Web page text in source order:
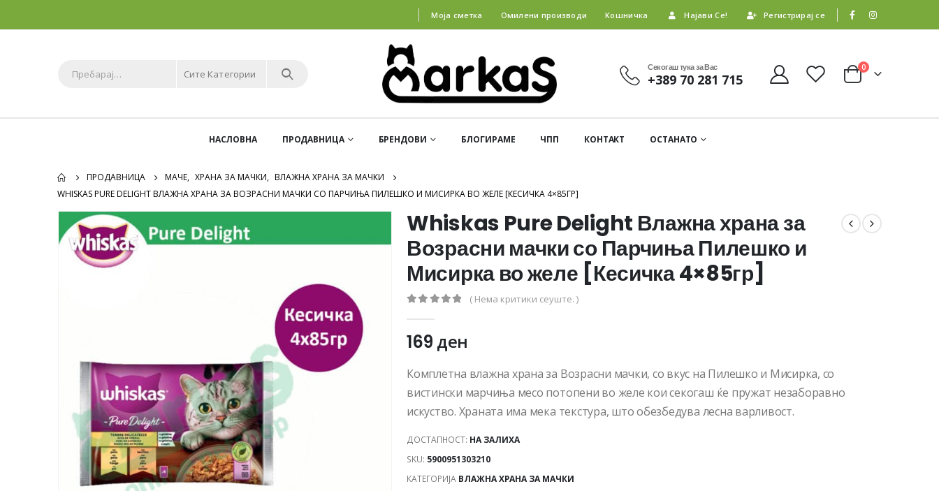
Моја сметка Омилени производи Кошничка Најави Се! Регистрирај се
Сите Категории
Секогаш тука за Вас
+389 70 281 715
0
НАСЛОВНА ПРОДАВНИЦА БРЕНДОВИ БЛОГИРАМЕ ЧПП КОНТАКТ ОСТАНАТО
ПРОДАВНИЦА МАЧЕ, ХРАНА ЗА МАЧКИ, ВЛАЖНА ХРАНА ЗА МАЧКИ
WHISKAS PURE DELIGHT ВЛАЖНА ХРАНА ЗА ВОЗРАСНИ МАЧКИ СО ПАРЧИЊА ПИЛЕШКО И МИСИРКА ВО ЖЕЛЕ [КЕСИЧКА 4×85ГР]
Whiskas Pure Delight Влажна храна за
Возрасни мачки со Парчиња Пилешко и
Мисирка во желе [Кесичка 4×85гр]
( Нема критики сеуште. )
169 ден
Комплетна влажна храна за Возрасни мачки, со вкус на Пилешко и Мисирка, со
вистински марчиња месо потопени во желе кои секогаш ќе пружат незаборавно
искуство. Храната има мека текстура, што обезбедува лесна варливост.
ДОСТАПНОСТ: НА ЗАЛИХА
SKU: 5900951303210
КАТЕГОРИЈА ВЛАЖНА ХРАНА ЗА МАЧКИ